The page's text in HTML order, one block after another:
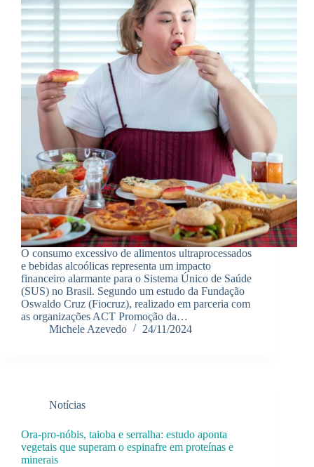
O consumo excessivo de alimentos ultraprocessados
e bebidas alcoólicas representa um impacto
financeiro alarmante para o Sistema Único de Saúde
(SUS) no Brasil. Segundo um estudo da Fundação
Oswaldo Cruz (Fiocruz), realizado em parceria com
as organizações ACT Promoção da…
Michele Azevedo
24/11/2024
Notícias
Ora-pro-nóbis, taioba e serralha: estudo aponta
vegetais que superam o espinafre em proteínas e
minerais